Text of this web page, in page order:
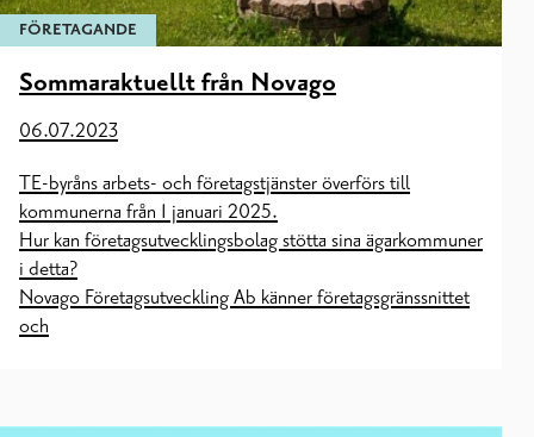
FÖRETAGANDE
Sommaraktuellt från Novago
06.07.2023
TE-byråns arbets- och företagstjänster överförs till
kommunerna från 1 januari 2025.
Hur kan företagsutvecklingsbolag stötta sina ägarkommuner
i detta?
Novago Företagsutveckling Ab känner företagsgränssnittet
och